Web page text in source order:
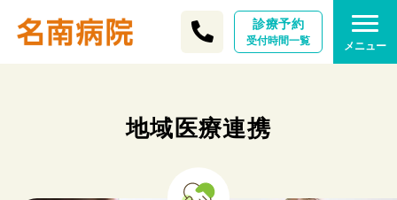
診療予約
受付時間一覧 メニュー
地域医療連携